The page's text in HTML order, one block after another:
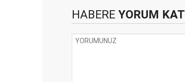
HABERE YORUM KAT